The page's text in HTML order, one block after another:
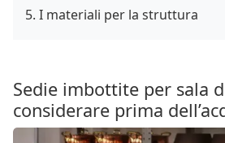
I materiali per la struttura
Sedie imbottite per sala
considerare prima